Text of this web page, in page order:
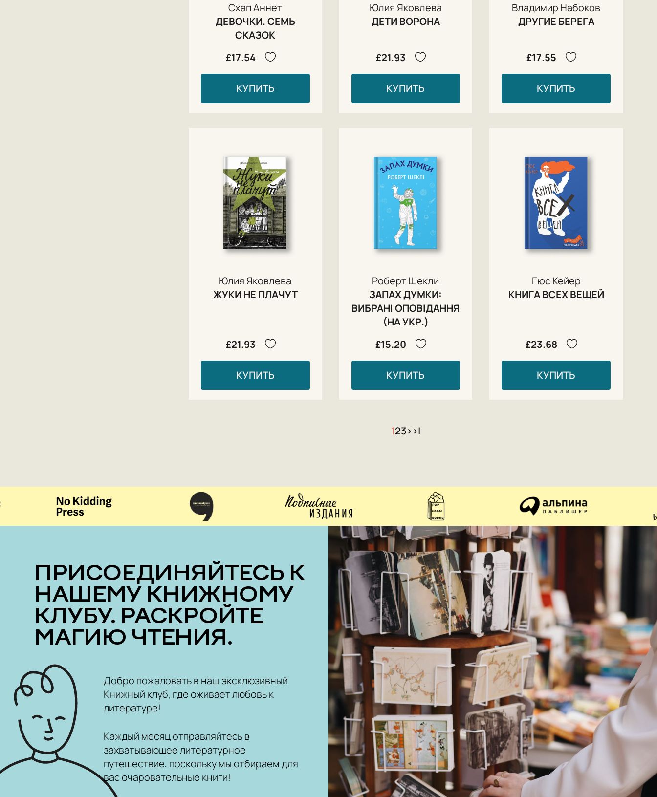
Схап Аннет
ДЕВОЧКИ. СЕМЬ
СКАЗОК
£17.54
КУПИТЬ
Юлия Яковлева
ДЕТИ ВОРОНА
£21.93
КУПИТЬ
Владимир Набоков
ДРУГИЕ БЕРЕГА
£17.55
КУПИТЬ
Юлия Яковлева
ЖУКИ НЕ ПЛАЧУТ
£21.93
КУПИТЬ
Роберт Шекли
ЗАПАХ ДУМКИ:
ВИБРАНІ ОПОВІДАННЯ
(НА УКР.)
£15.20
КУПИТЬ
Гюс Кейер
КНИГА ВСЕХ ВЕЩЕЙ
£23.68
КУПИТЬ
123> >|
ПРИСОЕДИНЯЙТЕСЬ К
НАШЕМУ КНИЖНОМУ
КЛУБУ. РАСКРОЙТЕ
МАГИЮ ЧТЕНИЯ.
Добро пожаловать в наш эксклюзивный
Книжный клуб, где оживает любовь к
литературе!
Каждый месяц отправляйтесь в
захватывающее литературное
путешествие, поскольку мы отбираем для
вас очаровательные книги!